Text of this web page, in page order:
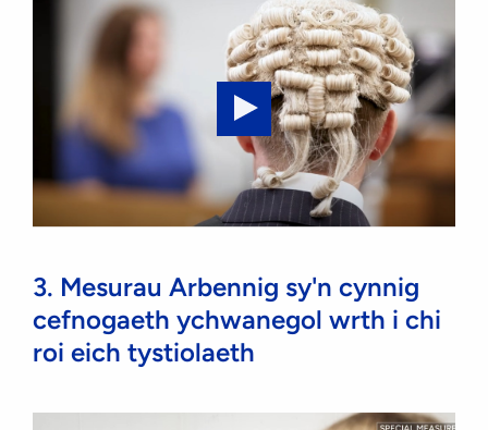
who
can
ask
for
them?
Play
video:
Special
Measures:
Special
measures
that
how
3. Mesurau Arbennig sy'n cynnig
cefnogaeth ychwanegol wrth i chi
roi eich tystiolaeth